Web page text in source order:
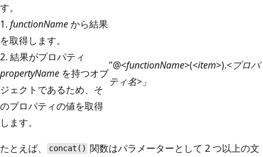
す。
1. functionNameから結果
を取得します。
2. 結果がプロパティ
propertyName を持つオブ
ジェクトであるため、そ
のプロパティの値を取得
します。
"@<functionName>(<item>).<プロパ
ティ名>」
たとえば、 concat() 関数はパラメーターとして 2 つ以上の文